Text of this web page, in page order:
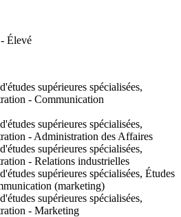
Élevé
supérieures spécialisées,
- Communication
supérieures spécialisées,
- Administration des Affaires
supérieures spécialisées,
- Relations industrielles
supérieures spécialisées, Études
(marketing)
supérieures spécialisées,
- Marketing